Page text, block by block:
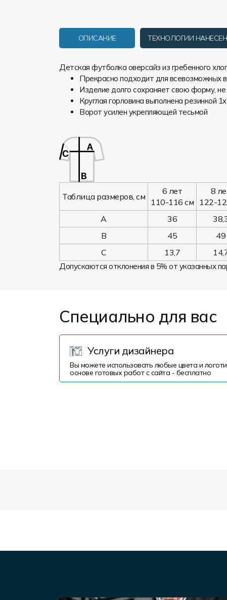
ОПИСАНИЕ ТЕХНОЛОГИИ
Детская футболка оверсайз из гребенного
Прекрасно подходит для всевозможных
Изделие долго сохраняет свою форму,
Круглая горловина выполнена резинкой
Ворот усилен укрепляющей тесьмой
Таблица размеров, см
6 лет
110-116 см
8
122-
A
36
B
45 49
C
13,7
Допускаются отклонения в 5% от указанных
Специально для вас
Услуги дизайнера
Вы можете использовать любые цвета и
основе готовых работ с сайта - бесплатно